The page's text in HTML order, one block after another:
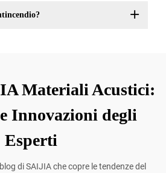
Materiali Acustici:
Innovazioni degli
Esperti
di SAIJIA che copre le tendenze del